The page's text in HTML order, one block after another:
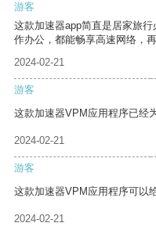
游客
这款加速器app简直是居家旅
作办公，都能畅享高速网络，
2024-02-21
游客
这款加速器VPM应用程序已经
2024-02-21
游客
这款加速器VPM应用程序可以
2024-02-21